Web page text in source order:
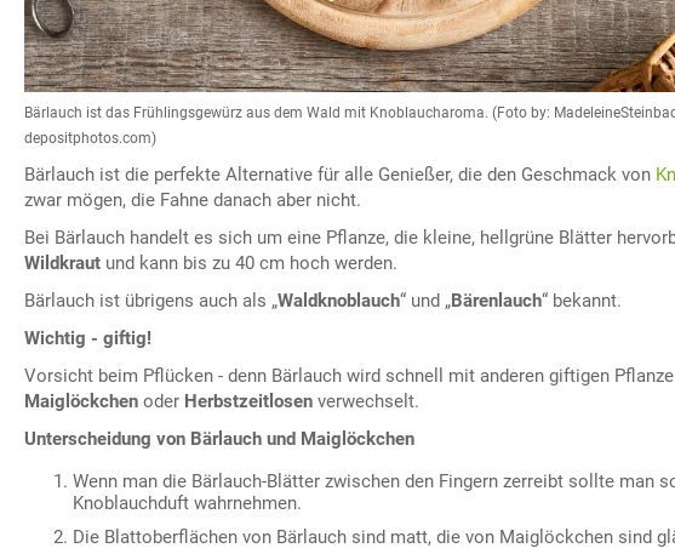
Bärlauch ist das Frühlingsgewürz aus dem Wald mit Knoblaucharoma. (Foto by:
depositphotos.com)
Bärlauch ist die perfekte Alternative für alle Genießer, die den Geschmack von
zwar mögen, die Fahne danach aber nicht.
Bei Bärlauch handelt es sich um eine Pflanze, die kleine, hellgrüne Blätter
Wildkraut und kann bis zu 40 cm hoch werden.
Bärlauch ist übrigens auch als „Waldknoblauch“ und „Bärenlauch“ bekannt.
Wichtig - giftig!
Vorsicht beim Pflücken - denn Bärlauch wird schnell mit anderen giftigen
Maiglöckchen oder Herbstzeitlosen verwechselt.
Unterscheidung von Bärlauch und Maiglöckchen
Wenn man die Bärlauch-Blätter zwischen den Fingern zerreibt sollte man
Knoblauchduft wahrnehmen.
Die Blattoberflächen von Bärlauch sind matt, die von Maiglöckchen sind